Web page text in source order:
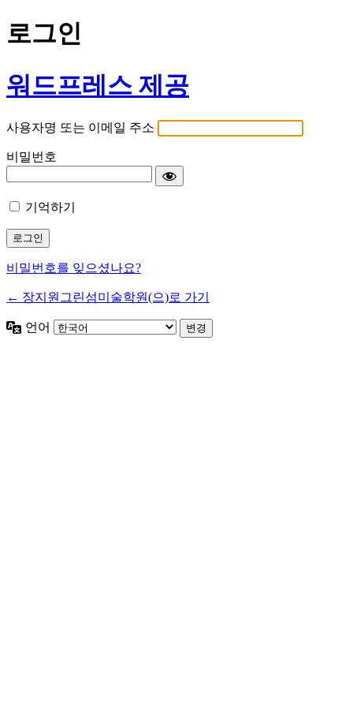
로그인
워드프레스 제공
사용자명 또는 이메일 주소
비밀번호
기억하기
비밀번호를 잊으셨나요?
← 장지원그린섬미술학원(으)로 가기
언어